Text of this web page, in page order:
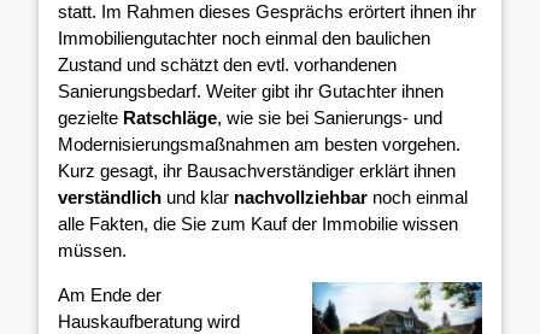
statt. Im Rahmen dieses Gesprächs erörtert ihnen ihr
Immobiliengutachter noch einmal den baulichen
Zustand und schätzt den evtl. vorhandenen
Sanierungsbedarf. Weiter gibt ihr Gutachter ihnen
gezielte Ratschläge, wie sie bei Sanierungs- und
Modernisierungsmaßnahmen am besten vorgehen.
Kurz gesagt, ihr Bausachverständiger erklärt ihnen
verständlich und klar nachvollziehbar noch einmal
alle Fakten, die Sie zum Kauf der Immobilie wissen
müssen.
Am Ende der
Hauskaufberatung wird